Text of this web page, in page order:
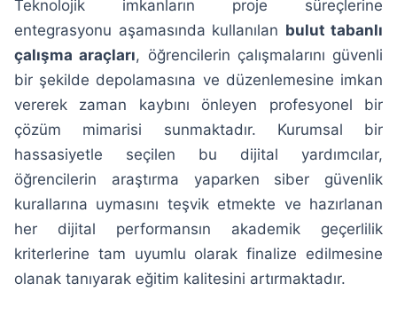
Teknolojik imkanların proje süreçlerine
entegrasyonu aşamasında kullanılan bulut tabanlı
çalışma araçları, öğrencilerin çalışmalarını güvenli
bir şekilde depolamasına ve düzenlemesine imkan
vererek zaman kaybını önleyen profesyonel bir
çözüm mimarisi sunmaktadır. Kurumsal bir
hassasiyetle seçilen bu dijital yardımcılar,
öğrencilerin araştırma yaparken siber güvenlik
kurallarına uymasını teşvik etmekte ve hazırlanan
her dijital performansın akademik geçerlilik
kriterlerine tam uyumlu olarak finalize edilmesine
olanak tanıyarak eğitim kalitesini artırmaktadır.